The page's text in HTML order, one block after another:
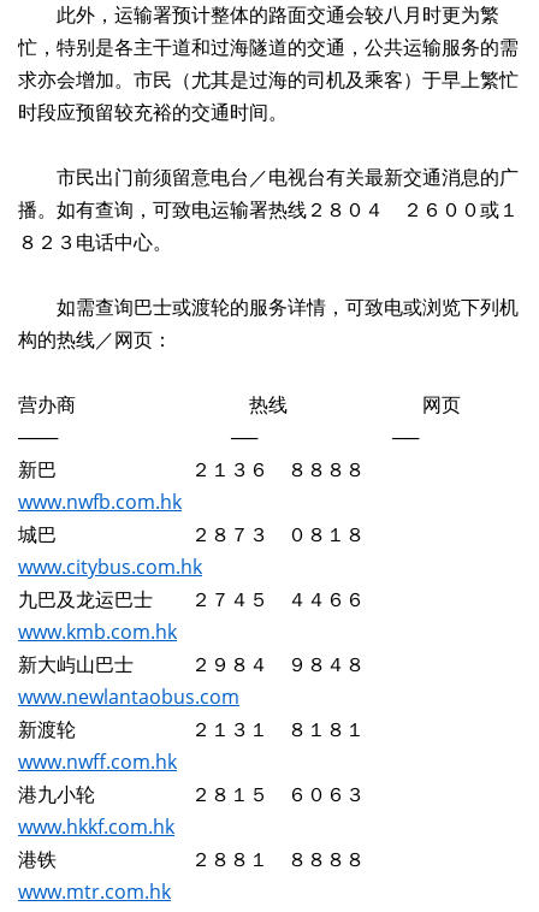
此外，运输署预计整体的路面交通会较八月时更为繁
忙，特别是各主干道和过海隧道的交通，公共运输服务的需
求亦会增加。市民（尤其是过海的司机及乘客）于早上繁忙
时段应预留较充裕的交通时间。
市民出门前须留意电台／电视台有关最新交通消息的广
播。如有查询，可致电运输署热线２８０４ ２６００或１
８２３电话中心。
如需查询巴士或渡轮的服务详情，可致电或浏览下列机
构的热线／网页：
营办商 热线 网页
─── ── ──
新巴 ２１３６ ８８８８
www.nwfb.com.hk
城巴 ２８７３ ０８１８
www.citybus.com.hk
九巴及龙运巴士 ２７４５ ４４６６
www.kmb.com.hk
新大屿山巴士 ２９８４ ９８４８
www.newlantaobus.com
新渡轮 ２１３１ ８１８１
www.nwff.com.hk
港九小轮 ２８１５ ６０６３
www.hkkf.com.hk
港铁 ２８８１ ８８８８
www.mtr.com.hk